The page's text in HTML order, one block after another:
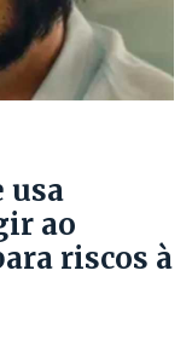
usa
ao
riscos à